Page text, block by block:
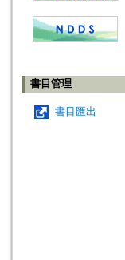
書目管理
書目匯出